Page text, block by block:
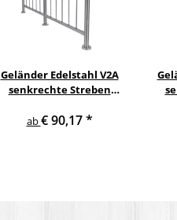
Geländer Edelstahl V2A
senkrechte Streben
ab€ 90,17*